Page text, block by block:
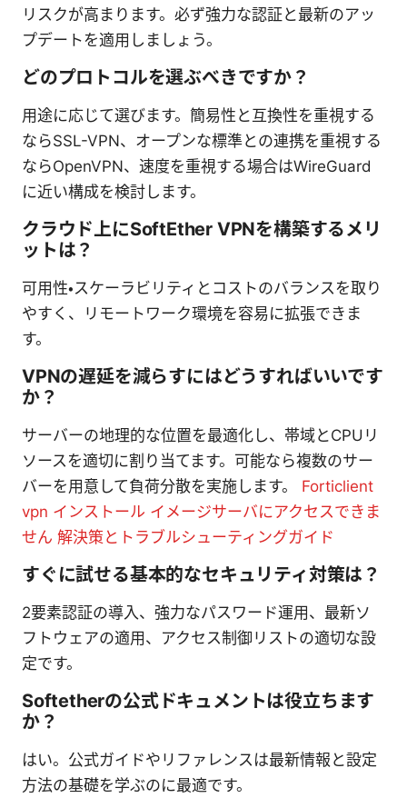
リスクが高まります。必ず強力な認証と最新のアッ
プデートを適用しましょう。
どのプロトコルを選ぶべきですか？
用途に応じて選びます。簡易性と互換性を重視する
ならSSL-VPN、オープンな標準との連携を重視する
ならOpenVPN、速度を重視する場合はWireGuard
に近い構成を検討します。
クラウド上にSoftEther VPNを構築するメリ
ットは？
可用性・スケーラビリティとコストのバランスを取り
やすく、リモートワーク環境を容易に拡張できま
す。
VPNの遅延を減らすにはどうすればいいです
か？
サーバーの地理的な位置を最適化し、帯域とCPUリ
ソースを適切に割り当てます。可能なら複数のサー
バーを用意して負荷分散を実施します。 Forticlient
vpn インストール イメージサーバにアクセスできま
せん 解決策とトラブルシューティングガイド
すぐに試せる基本的なセキュリティ対策は？
2要素認証の導入、強力なパスワード運用、最新ソ
フトウェアの適用、アクセス制御リストの適切な設
定です。
Softetherの公式ドキュメントは役立ちます
か？
はい。公式ガイドやリファレンスは最新情報と設定
方法の基礎を学ぶのに最適です。